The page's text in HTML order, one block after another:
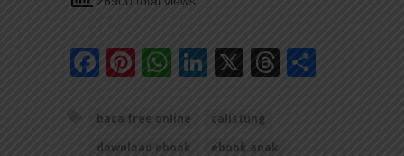
Facebook
Pinterest
WhatsApp
LinkedIn
X Threads
baca free online
calistung
download ebook
ebook anak